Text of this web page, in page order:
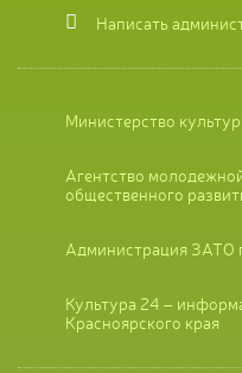
Написать
Министерство
Агентство
общественного
Администрация ЗАТО
Культура 24 –
Красноярского края